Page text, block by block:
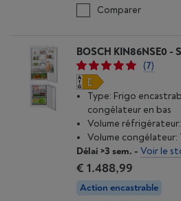
Comparer
BOSCH KIN86NSE0 -
(7)
Type: Frigo
congélateur en bas
Volume réfrigérateur:
Volume congélateur:
Délai >3 sem. - Voir le
€ 1.488,99
Action encastrable